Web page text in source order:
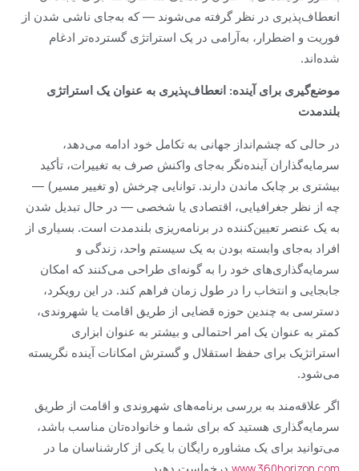
انعطاف‌پذیری در نظر گرفته می‌شوند — که به‌جای ناشی شدن از
فوریت و اضطرار، به‌آرامی در یک استراتژی گسترده‌تر ادغام
شده‌اند.
موضع‌گیری برای آینده: انعطاف‌پذیری به عنوان یک استراتژی
بلندمدت
در حالی که چشم‌انداز جهانی به تکامل خود ادامه می‌دهد،
سرمایه‌گذاران آینده‌نگر به‌جای واکنش صرف به تغییرات، تأکید
بیشتری بر چابک ماندن دارند. توانایی چرخش (و تغییر مسیر) —
چه از نظر جغرافیایی، اقتصادی یا شخصی — در حال تبدیل شدن
به یک عنصر تعیین‌کننده در برنامه‌ریزی بلندمدت است. بسیاری از
افراد به‌جای وابسته بودن به یک سیستم واحد، زندگی و
سرمایه‌گذاری‌های خود را به گونه‌ای طراحی می‌کنند که امکان
جابجایی و انتخاب را در طول زمان فراهم کند. در این رویکرد،
دسترسی به چندین حوزه قضایی از طریق اقامت یا شهروندی،
کمتر به عنوان یک امر احتمالی و بیشتر به عنوان ابزاری
استراتژیک برای حفظ استقلال و گسترش امکانات آینده نگریسته
می‌شود.
اگر علاقه‌مند به بررسی برنامه‌های شهروندی و اقامت از طریق
سرمایه‌گذاری هستید که برای شما و خانواده‌تان مناسب باشد،
می‌توانید برای یک مشاوره رایگان با یکی از کارشناسان ما در